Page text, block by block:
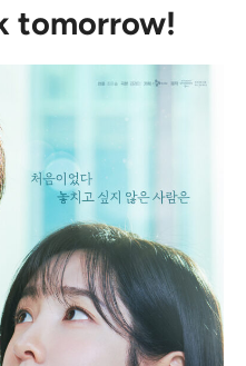
tomorrow!